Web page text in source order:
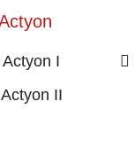
I
II